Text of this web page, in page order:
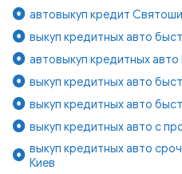
автовыкуп кредит
выкуп кредитных авто
автовыкуп кредитных
выкуп кредитных авто
выкуп кредитных авто
выкуп кредитных авто с
выкуп кредитных авто
Киев